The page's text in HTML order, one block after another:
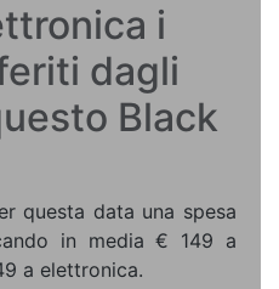
i
dagli
Black
questa data una spesa
in media € 149 a
a elettronica.